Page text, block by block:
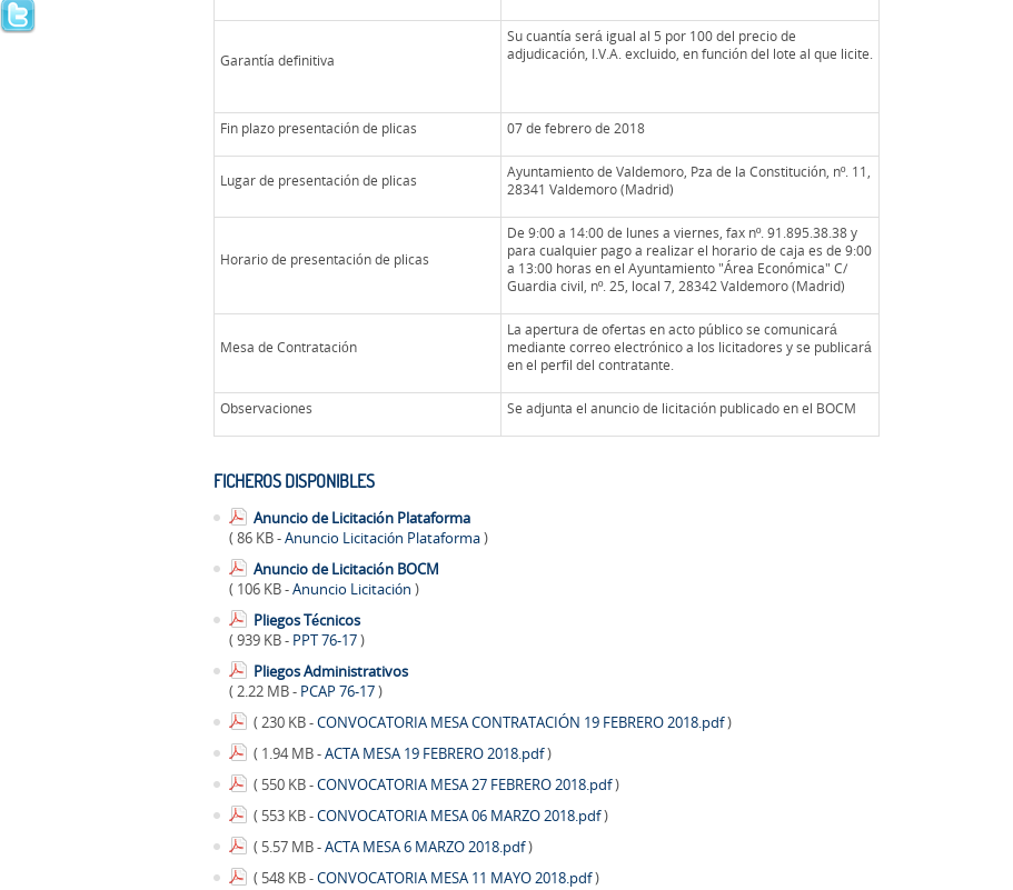
Garantía definitiva
Su cuantía será igual al 5 por 100 del precio de
adjudicación, I.V.A. excluido, en función del lote al que licite.
Fin plazo presentación de plicas 07 de febrero de 2018
Lugar de presentación de plicas
Ayuntamiento de Valdemoro, Pza de la Constitución, nº. 11,
28341 Valdemoro (Madrid)
Horario de presentación de plicas
De 9:00 a 14:00 de lunes a viernes, fax nº. 91.895.38.38 y
para cualquier pago a realizar el horario de caja es de 9:00
a 13:00 horas en el Ayuntamiento "Área Económica" C/
Guardia civil, nº. 25, local 7, 28342 Valdemoro (Madrid)
Mesa de Contratación
La apertura de ofertas en acto público se comunicará
mediante correo electrónico a los licitadores y se publicará
en el perfil del contratante.
Observaciones Se adjunta el anuncio de licitación publicado en el BOCM
FICHEROS DISPONIBLES
Anuncio de Licitación Plataforma
( 86 KB -Anuncio Licitación Plataforma)
Anuncio de Licitación BOCM
( 106 KB -Anuncio Licitación )
Pliegos Técnicos
( 939 KB - PPT 76-17)
Pliegos Administrativos
( 2.22 MB - PCAP 76-17)
( 230 KB -CONVOCATORIA MESA CONTRATACIÓN 19 FEBRERO 2018.pdf)
( 1.94 MB -ACTA MESA 19 FEBRERO 2018.pdf)
( 550 KB -CONVOCATORIA MESA 27 FEBRERO 2018.pdf)
( 553 KB -CONVOCATORIA MESA 06 MARZO 2018.pdf)
( 5.57 MB -ACTA MESA 6 MARZO 2018.pdf)
( 548 KB -CONVOCATORIA MESA 11 MAYO 2018.pdf)